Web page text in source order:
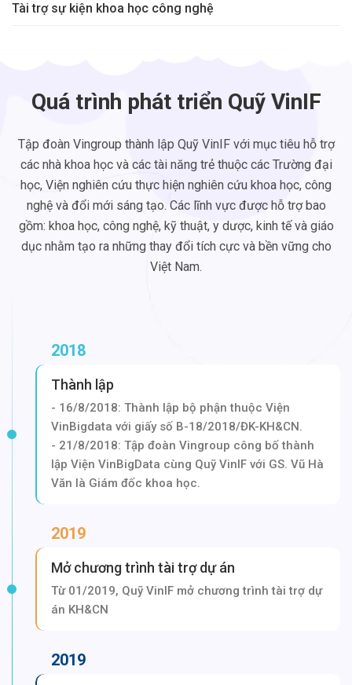
Tài trợ sự kiện khoa học công nghệ
Quá trình phát triển Quỹ VinIF
Tập đoàn Vingroup thành lập Quỹ VinIF với mục tiêu hỗ trợ
các nhà khoa học và các tài năng trẻ thuộc các Trường đại
học, Viện nghiên cứu thực hiện nghiên cứu khoa học, công
nghệ và đổi mới sáng tạo. Các lĩnh vực được hỗ trợ bao
gồm: khoa học, công nghệ, kỹ thuật, y dược, kinh tế và giáo
dụcnhằm tạo ra những thay đổi tích cực và bền vững cho
Việt Nam.
2018
Thành lập
- 16/8/2018: Thành lập bộ phận thuộc Viện
VinBigdata với giấy số B-18/2018/ĐK-KH&CN.
- 21/8/2018: Tập đoàn Vingroup công bố thành
lập Viện VinBigData cùng Quỹ VinIF với GS. Vũ Hà
Văn là Giám đốc khoa học.
2019
Mở chương trình tài trợ dự án
Từ 01/2019, Quỹ VinIF mở chương trình tài trợ dự
án KH&CN
2019